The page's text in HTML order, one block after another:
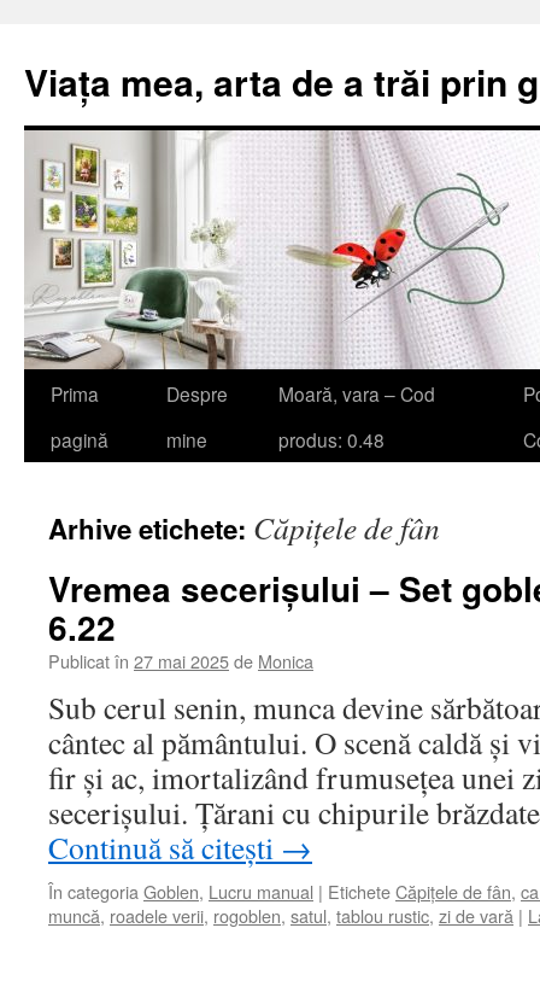
Viața mea, arta de a trăi prin
Sari
Prima
pagină
Despre
mine
Moară, vara – Cod
produs: 0.48
Arhive etichete: Căpițele de fân
Vremea secerișului – Set
6.22
Publicat în 27 mai 2025de Monica
Sub cerul senin, munca devine
cântec al pământului. O scenă caldă și
fir și ac, imortalizând frumusețea unei
secerișului. Țărani cu chipurile
Continuă să citești →
În categoria Goblen, Lucru manual | EticheteCăpițele de fân,
muncă, roadele verii, rogoblen, satul, tablou rustic, zi de vară |